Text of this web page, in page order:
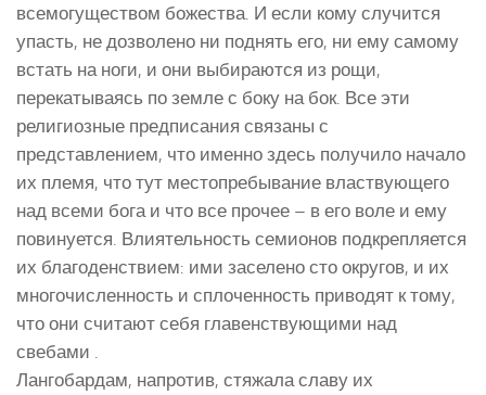
всемогуществом божества. И если кому случится
упасть, не дозволено ни поднять его, ни ему самому
встать на ноги, и они выбираются из рощи,
перекатываясь по земле с боку на бок. Все эти
религиозные предписания связаны с
представлением, что именно здесь получило начало
их племя, что тут местопребывание властвующего
над всеми бога и что все прочее – в его воле и ему
повинуется. Влиятельность семионов подкрепляется
их благоденствием: ими заселено сто округов, и их
многочисленность и сплоченность приводят к тому,
что они считают себя главенствующими над
свебами .
Лангобардам, напротив, стяжала славу их